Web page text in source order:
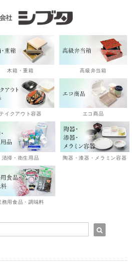
木箱・重箱 高級弁当箱
テイクアウト容器 エコ商品
清掃・衛生用品 陶器・漆器・メラミン容器
務用食品・調味料